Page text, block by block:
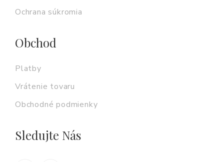
Ochrana súkromia
Obchod
Platby
Vrátenie tovaru
Obchodné podmienky
Sledujte Nás